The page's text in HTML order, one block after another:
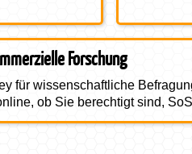
Forschung
für wissen­schaftliche
ob Sie berechtigt sind,